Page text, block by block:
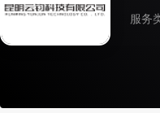
服务